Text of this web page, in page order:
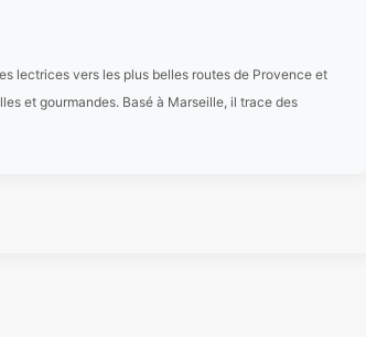
lectrices vers les plus belles routes de Provence et
et gourmandes. Basé à Marseille, il trace des